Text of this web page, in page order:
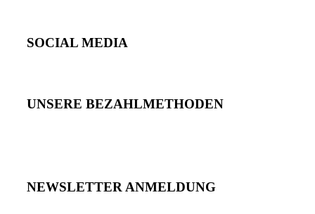
SOCIAL MEDIA
UNSERE BEZAHLMETHODEN
NEWSLETTER ANMELDUNG